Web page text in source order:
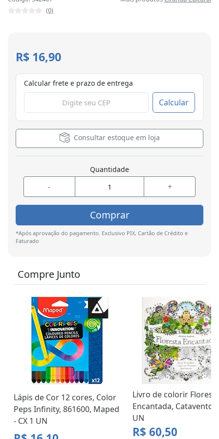
(0)
R$ 16,90
Calcular frete e prazo de entrega
Calcular
Consultar estoque em loja
Quantidade
- +
Comprar
*Após aprovação do pagamento. Exclusivo PIX, Cartão de Crédito e
Faturado
Compre Junto
Lápis de Cor 12 cores, Color
Peps Infinity, 861600, Maped
- CX 1 UN
Livro de colorir
Encantada, Catavento -
UN
R$ 60,50